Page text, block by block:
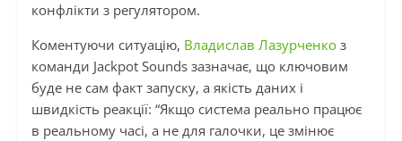
конфлікти з регулятором.
Коментуючи ситуацію, Владислав Лазурченкоз
команди Jackpot Sounds зазначає, що ключовим
буде не сам факт запуску, а якість даних і
швидкість реакції: “Якщо система реально працює
в реальному часі, а не для галочки, це змінює